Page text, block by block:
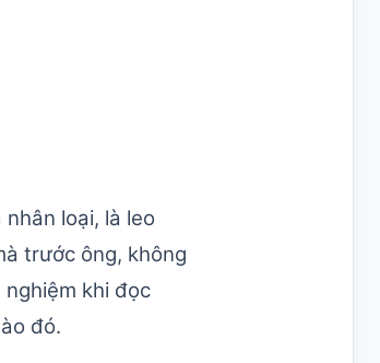
loại, là leo
trước ông, không
khi đọc
đó.